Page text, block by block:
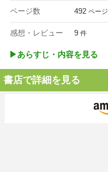
ページ数 492 ページ
感想・レビュー 9 件
▶︎あらすじ・内容を見る
書店で詳細を見る